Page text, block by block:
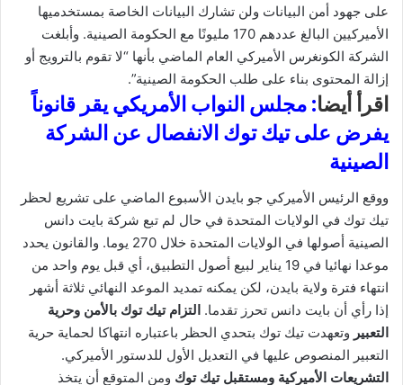
على جهود أمن البيانات ولن تشارك البيانات الخاصة بمستخدميها
الأميركيين البالغ عددهم 170 مليونًا مع الحكومة الصينية. وأبلغت
الشركة الكونغرس الأميركي العام الماضي بأنها “لا تقوم بالترويج أو
إزالة المحتوى بناء على طلب الحكومة الصينية”.
اقرأ أيضا: مجلس النواب الأمريكي يقر قانوناً
يفرض على تيك توك الانفصال عن الشركة
الصينية
ووقع الرئيس الأميركي جو بايدن الأسبوع الماضي على تشريع لحظر
تيك توك في الولايات المتحدة في حال لم تبع شركة بايت دانس
الصينية أصولها في الولايات المتحدة خلال 270 يوما. والقانون يحدد
موعدا نهائيا في 19 يناير لبيع أصول التطبيق، أي قبل يوم واحد من
انتهاء فترة ولاية بايدن، لكن يمكنه تمديد الموعد النهائي ثلاثة أشهر
إذا رأي أن بايت دانس تحرز تقدما. التزام تيك توك بالأمن وحرية
التعبير وتعهدت تيك توك بتحدي الحظر باعتباره انتهاكا لحماية حرية
التعبير المنصوص عليها في التعديل الأول للدستور الأميركي.
التشريعات الأميركية ومستقبل تيك توك ومن المتوقع أن يتخذ